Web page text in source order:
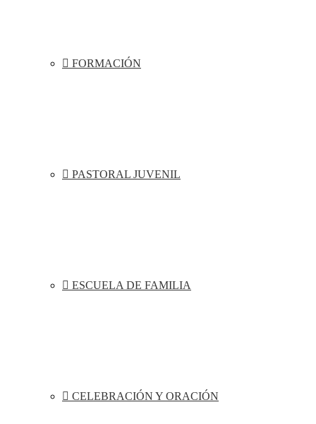
FORMACIÓN
PASTORAL JUVENIL
ESCUELA DE FAMILIA
CELEBRACIÓN Y ORACIÓN